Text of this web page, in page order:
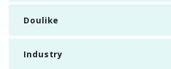
Doulike
Industry